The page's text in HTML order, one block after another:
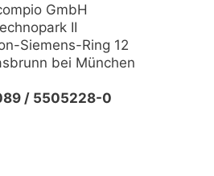
GmbH
II
Siemens-Ring 12
bei München
/ 5505228-0